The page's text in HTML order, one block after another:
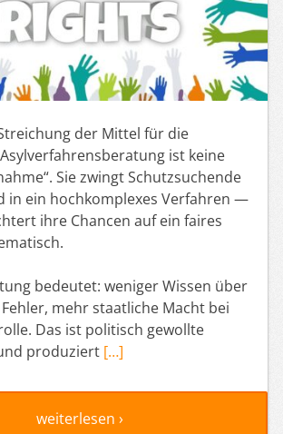
der Mittel für die
ist keine
Sie zwingt Schutzsuchende
in ein hochkomplexes Verfahren —
ihre Chancen auf ein faires
bedeutet: weniger Wissen über
mehr staatliche Macht bei
Das ist politisch gewollte
produziert […]
weiterlesen ›